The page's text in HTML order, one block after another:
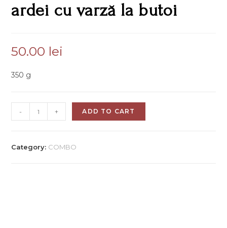
ardei cu varză la butoi
50.00 lei
350 g
- + ADD TO CART
Category: COMBO